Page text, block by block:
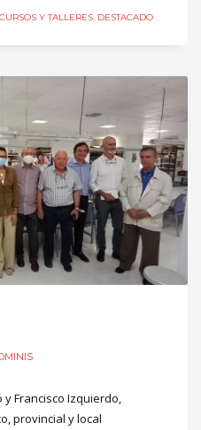
CURSOS Y TALLERES, DESTACADO
y Francisco Izquierdo,
provincial y local